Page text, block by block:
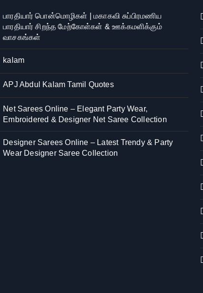
பாரதியார் பொன்மொழிகள் | மகாகவி சுப்பிரமணிய
பாரதியார் சிறந்த மேற்கோள்கள் & ஊக்கமளிக்கும்
வாசகங்கள்
kalam
APJ Abdul Kalam Tamil Quotes
Net Sarees Online – Elegant Party Wear,
Embroidered & Designer Net Saree Collection
Designer Sarees Online – Latest Trendy & Party
Wear Designer Saree Collection